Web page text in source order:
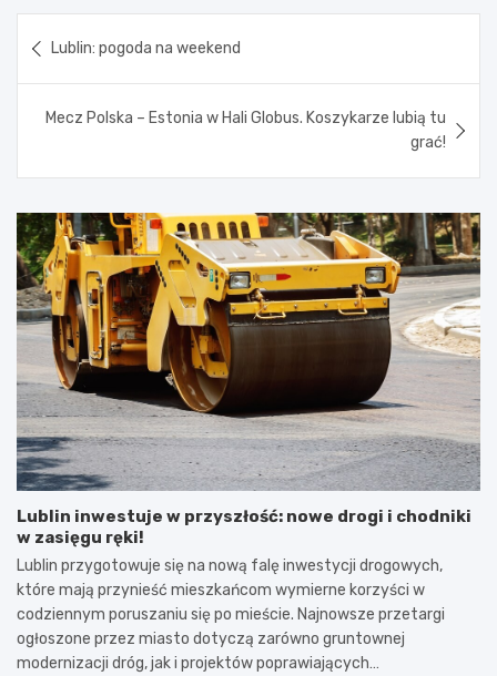
wpisu
Lublin: pogoda na weekend
Mecz Polska – Estonia w Hali Globus. Koszykarze lubią tu
grać!
Lublin inwestuje w przyszłość: nowe drogi i chodniki
w zasięgu ręki!
Lublin przygotowuje się na nową falę inwestycji drogowych,
które mają przynieść mieszkańcom wymierne korzyści w
codziennym poruszaniu się po mieście. Najnowsze przetargi
ogłoszone przez miasto dotyczą zarówno gruntownej
modernizacji dróg, jak i projektów poprawiających…